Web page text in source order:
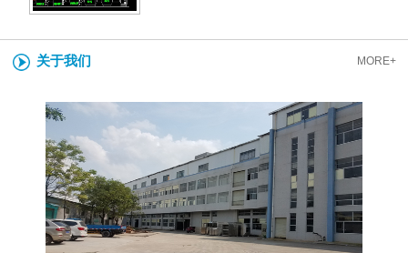
MORE+
关于我们